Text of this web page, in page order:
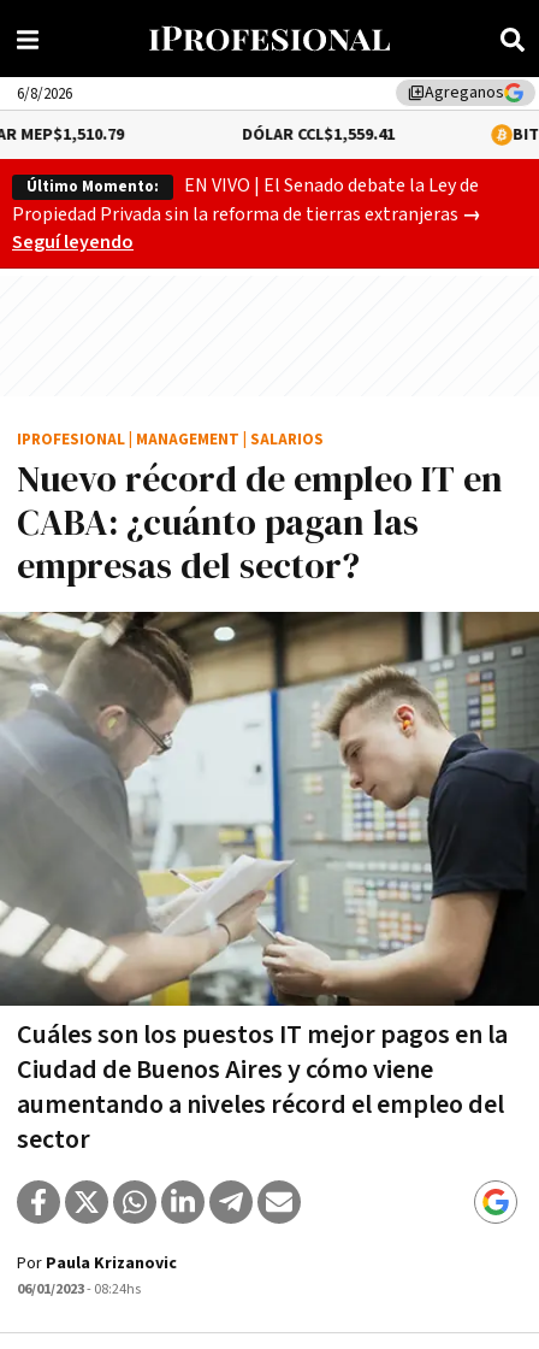
library_addAgreganos
6/8/2026
$1,559.41 0.2%
Último Momento:
EN VIVO | El Senado debate la Ley de
Propiedad Privada sin la reforma de tierras extranjeras →
Seguí leyendo
Nuevo récord de empleo IT en
CABA: ¿cuánto pagan las
empresas del sector?
Cuáles son los puestos IT mejor pagos en la
Ciudad de Buenos Aires y cómo viene
aumentando a niveles récord el empleo del
sector
IPROFESIONAL MANAGEMENT SALARIOS
Por Paula Krizanovic
06/01/2023- 08:24hs